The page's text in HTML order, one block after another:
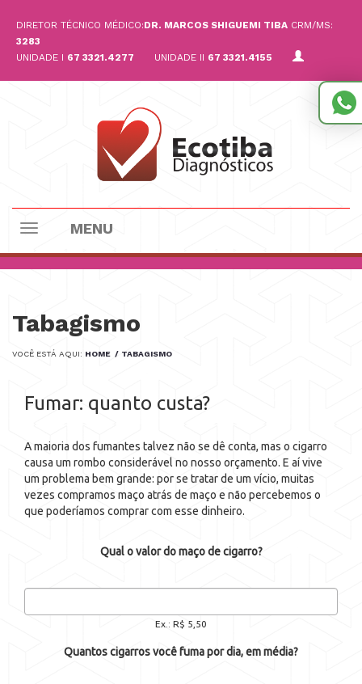
DIRETOR TÉCNICO MÉDICO:DR. MARCOS SHIGUEMI TIBA CRM/MS:
3283
UNIDADE I 67 3321.4277 UNIDADE II 67 3321.4155
Toggle
MENU
Tabagismo
VOCÊ ESTÁ AQUI: HOME / TABAGISMO
Fumar: quanto custa?
A maioria dos fumantes talvez não se dê conta, mas o cigarro
causa um rombo considerável no nosso orçamento. E aí vive
um problema bem grande: por se tratar de um vício, muitas
vezes compramos maço atrás de maço e não percebemos o
que poderíamos comprar com esse dinheiro.
Qual o valor do maço de cigarro?
Ex.: R$ 5,50
Quantos cigarros você fuma por dia, em média?